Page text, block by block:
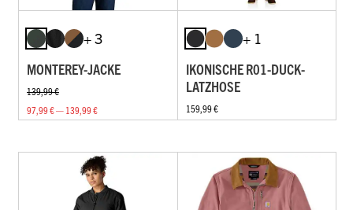
+ 3
MONTEREY-JACKE
139,99 €
97,99 € — 139,99 €
+ 1
IKONISCHE R01-DUCK-
LATZHOSE
159,99 €